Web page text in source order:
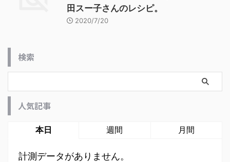
田スー子さんのレシピ。
2020/7/20
検索
人気記事
本日 週間 月間
計測データがありません。